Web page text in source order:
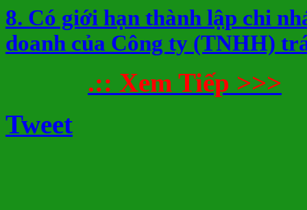
8. Có giới hạn thành lập chi
doanh của Công ty (TNHH)
.:: Xem Tiếp >>>
Tweet